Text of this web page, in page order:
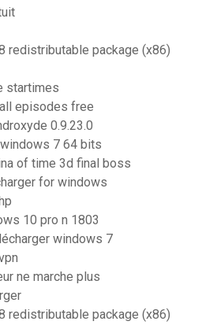
redistributable package (x86)
startimes
episodes free
0.9.23.0
7 64 bits
of time 3d final boss
for windows
10 pro n 1803
windows 7
ne marche plus
redistributable package (x86)